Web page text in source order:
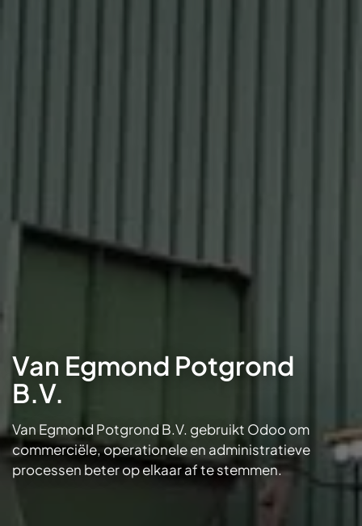
Van Egmond Potgrond
B.V.
Van Egmond Potgrond B.V. gebruikt Odoo om
commerciële, operationele en administratieve
processen beter op elkaar af te stemmen.